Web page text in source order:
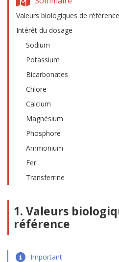
Valeurs biologiques de référence
Intérêt du dosage
Sodium
Potassium
Bicarbonates
Chlore
Calcium
Magnésium
Phosphore
Ammonium
Fer
Transferrine
1. Valeurs
référence
Important